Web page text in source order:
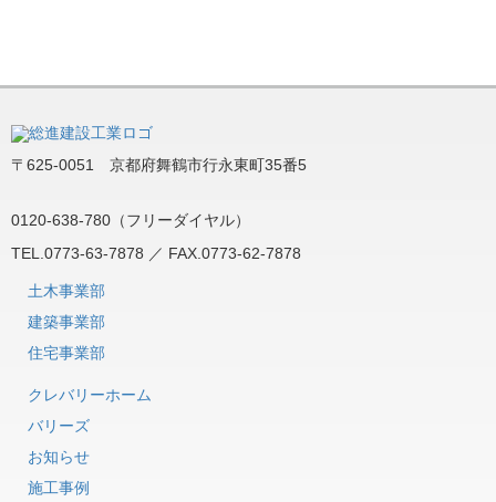
〒625-0051 京都府舞鶴市行永東町35番5
0120-638-780（フリーダイヤル）
TEL.0773-63-7878 ／ FAX.0773-62-7878
土木事業部
建築事業部
住宅事業部
クレバリーホーム
バリーズ
お知らせ
施工事例